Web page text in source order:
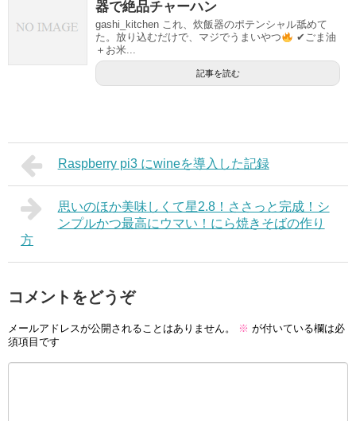
器で絶品チャーハン
gashi_kitchen これ、炊飯器のポテンシャル舐めて
た。放り込むだけで、マジでうまいやつ
✔ごま油
＋お米...
記事を読む
Raspberry pi3 にwineを導入した記録
思いのほか美味しくて星2.8！ささっと完成！シ
ンプルかつ最高にウマい！にら焼きそばの作り
方
コメントをどうぞ
メールアドレスが公開されることはありません。 ※ が付いている欄は必
須項目です